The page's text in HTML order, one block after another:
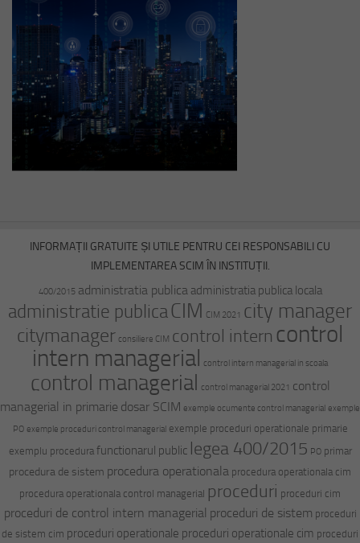
INFORMAȚII GRATUITE ȘI UTILE PENTRU CEI RESPONSABILI CU
IMPLEMENTAREA SCIM ÎN INSTITUȚII.
400/2015 administratia publica administratia publica locala
administratie publicaCIM CIM 2021 city manager
citymanager consiliere CIM control intern control
intern managerial control intern managerial in scoala
control managerial control managerial 2021 control
managerial in primarie dosar SCIM exemple ocumente control managerial exemple
PO exemple proceduri control managerial exemple proceduri operationale primarie
exemplu procedura functionarul public legea 400/2015 PO primar
procedura de sistem procedura operationala procedura operationala cim
procedura operationala control managerial proceduri proceduri cim
proceduri de control intern managerial proceduri de sistem proceduri
de sistem cim proceduri operationale proceduri operationale cim proceduri